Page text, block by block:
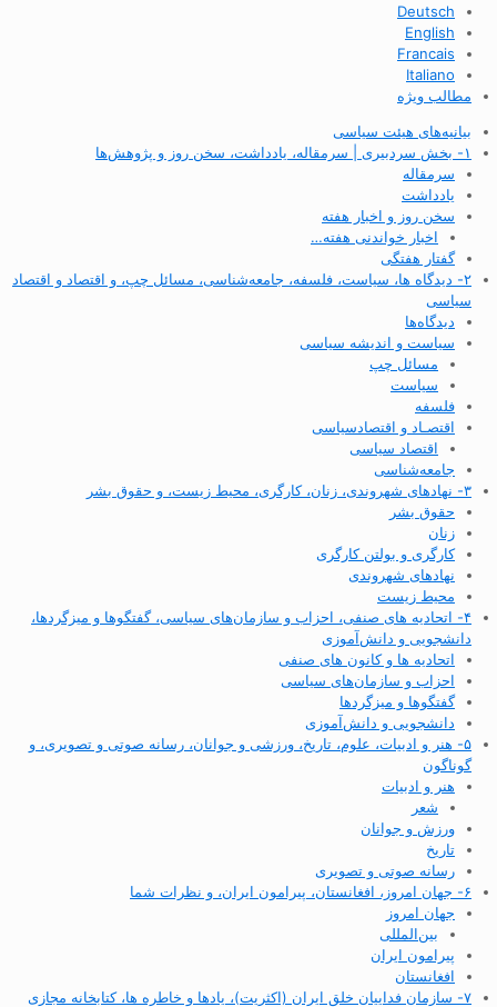
Deutsch
English
Francais
Italiano
مطالب ویژه
بیانیه‌های هیئت سیاسی
۱- بخش سردبیری | سرمقاله، یادداشت، سخن روز و پژوهش‌ها
سرمقاله
یادداشت
سخن روز و اخبار هفته
اخبار خواندنی هفته…
گفتار هفتگی
۲- دیدگاه ها، سیاست، فلسفه، جامعه‌شناسی، مسائل چپ، و اقتصاد و اقتصاد
سیاسی
دیدگاه‌ها
سیاست و اندیشه سیاسی
مسائل چپ
سیاست
فلسفه
اقتصـاد و اقتصاد‌سیاسی
اقتصاد سیاسی
جامعه‌شناسی
۳- نهادهای شهروندی، زنان، کارگری، محیط زیست، و حقوق بشر
حقوق بشر
زنان
کارگری و بولتن کارگری
نهادهای شهروندی
محیط زیست
۴- اتحادیه های صنفی، احزاب و سازمان‌های سیاسی، گفتگوها و میزگردها،
دانشجویی و دانش‌آموزی
اتحادیه ها و کانون های صنفی
احزاب و سازمان‌های سیاسی
گفتگوها و میزگردها
دانشجویی و دانش‌آموزی
۵- هنر و ادبیات، علوم، تاریخ، ورزشی و جوانان، رسانه صوتی و تصویری، و
گوناگون
هنر و ادبیات
شعر
ورزش و جوانان
تاریخ
رسانه صوتی و تصویری
۶- جهان امروز، افغانستان، پیرامون ایران، و نظرات شما
جهان امروز
بین‌المللی
پیرامون ایران
افغانستان
۷- سازمان فداییان خلق ایران (اکثریت)، یادها و خاطره ها، کتابخانه مجازی